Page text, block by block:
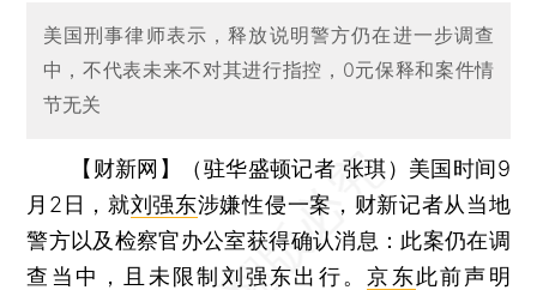
美国刑事律师表示，释放说明警方仍在进一步调查
中，不代表未来不对其进行指控，0元保释和案件情
节无关
【财新网】（驻华盛顿记者 张琪） 美国时间9
月2日，就刘强东涉嫌性侵一案，财新记者从当地
警方以及检察官办公室获得确认消息：此案仍在调
查当中，且未限制刘强东出行。京东此前声明